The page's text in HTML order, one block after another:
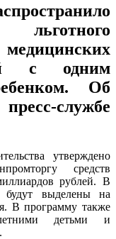
с одним
Об
службе
утверждено
средств
рублей. В
будут выделены на
В программу также
детьми и